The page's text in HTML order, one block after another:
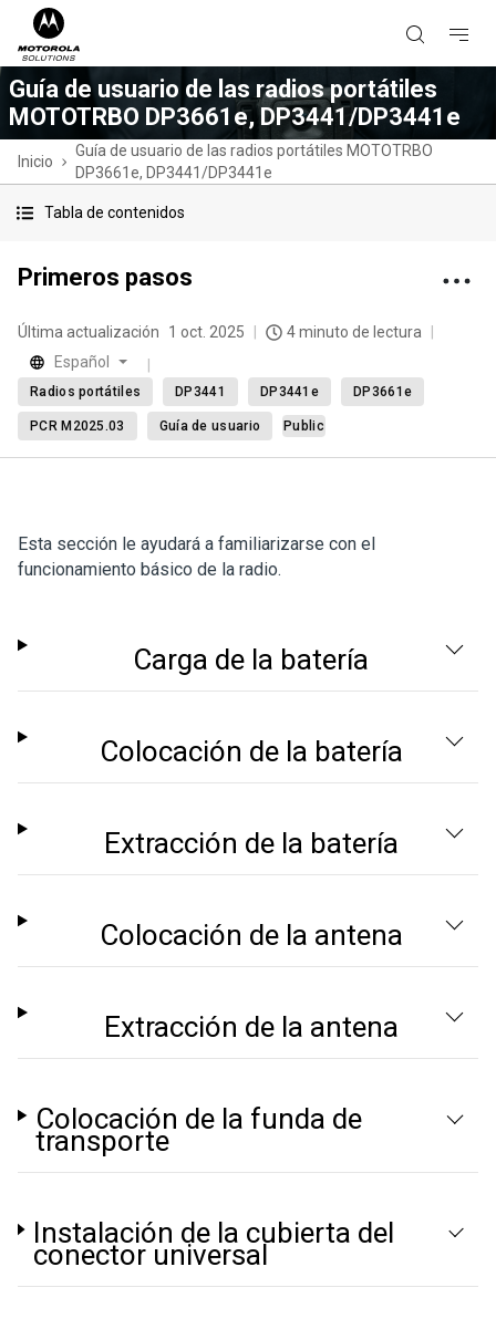
Guía de usuario de las radios portátiles
MOTOTRBO DP3661e, DP3441/DP3441e
Inicio
Guía de usuario de las radios portátiles MOTOTRBO
DP3661e, DP3441/DP3441e
Tabla de contenidos
Primeros pasos
Última actualización 1 oct. 2025
4 minuto de lectura
Español
Radios portátiles DP3441 DP3441e DP3661e
PCR M2025.03 Guía de usuario Public
Esta sección le ayudará a familiarizarse con el
funcionamiento básico de la radio.
Carga de la batería
Colocación de la batería
Extracción de la batería
Colocación de la antena
Extracción de la antena
Colocación de la funda de
transporte
Instalación de la cubierta del
conector universal